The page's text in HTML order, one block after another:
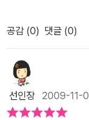
아를 찾기 위해 몸
짱나!” “완전 구려!”
만 이 이야기의 할머
이들을 돌보려는 마
강한 우리네 할머니
<우리할머니 시집간
니가 재혼을 결심하
할머니의 마음을 이
무 야하다시며 손사
를 한 할머니가 자꾸
인내해왔던 할머니
다. 치매 걸린 할머니
우리 사회의 모습이
님 한 분만이 계셔
늙었을 때는 어떻게
읽은 어린이들이 굳
바로 지금 젊은 상태
요즘 젊은 엄마, 아
들 위해서 무작정 희
공감 (0) 댓글 (0)
선인장2009-11-